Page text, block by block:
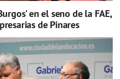
en el seno de la FAE,
de Pinares